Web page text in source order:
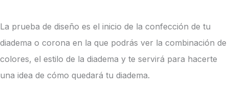
La prueba de diseño es el inicio de la confección de tu
diadema o corona en la que podrás ver la combinación de
colores, el estilo de la diadema y te servirá para hacerte
una idea de cómo quedará tu diadema.